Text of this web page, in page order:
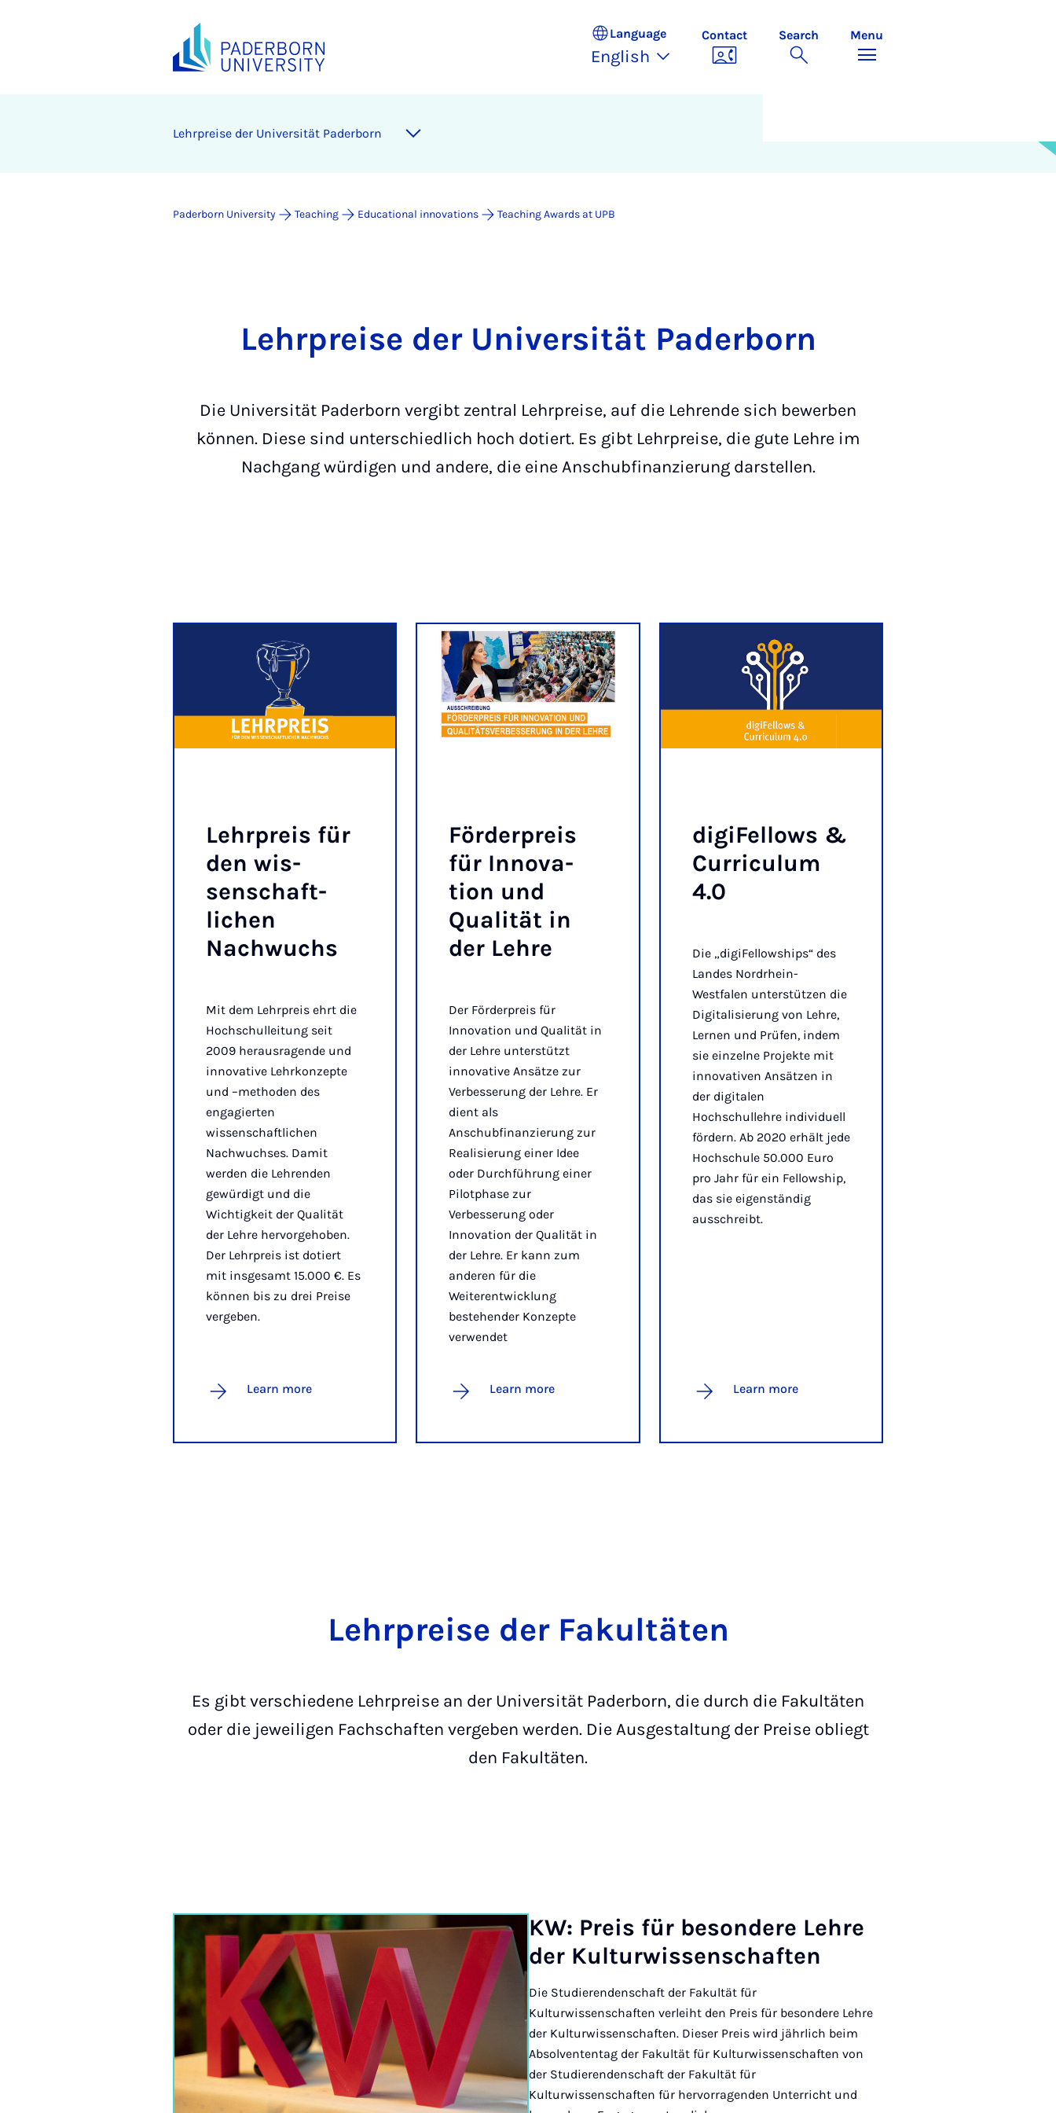
Language
English
Contact Search Menu
Lehrpreise der Universität Paderborn
Paderborn University Teaching Educational innovations Teaching Awards at UPB
Lehrpreise der Universität Paderborn
Die Universität Paderborn vergibt zentral Lehrpreise, auf die Lehrende sich bewerben
können. Diese sind unterschiedlich hoch dotiert. Es gibt Lehrpreise, die gute Lehre im
Nachgang würdigen und andere, die eine Anschubfinanzierung darstellen.
Lehr­preis für
den wis­
senschaft­
lichen
Nachwuchs
Mit dem Lehrpreis ehrt die
Hochschulleitung seit
2009 herausragende und
innovative Lehrkonzepte
und –methoden des
engagierten
wissenschaftlichen
Nachwuchses. Damit
werden die Lehrenden
gewürdigt und die
Wichtigkeit der Qualität
der Lehre hervorgehoben.
Der Lehrpreis ist dotiert
mit insgesamt 15.000 €. Es
können bis zu drei Preise
vergeben.
Learn more
Förder­preis
für In­nov­a­
tion und
Qual­ität in
der Lehre
Der Förderpreis für
Innovation und Qualität in
der Lehre unterstützt
innovative Ansätze zur
Verbesserung der Lehre. Er
dient als
Anschubfinanzierung zur
Realisierung einer Idee
oder Durchführung einer
Pilotphase zur
Verbesserung oder
Innovation der Qualität in
der Lehre. Er kann zum
anderen für die
Weiterentwicklung
bestehender Konzepte
verwendet
Learn more
di­giFel­lows &
Cur­riculum
4.0
Die „digiFellowships“ des
Landes Nordrhein-
Westfalen unterstützen die
Digitalisierung von Lehre,
Lernen und Prüfen, indem
sie einzelne Projekte mit
innovativen Ansätzen in
der digitalen
Hochschullehre individuell
fördern. Ab 2020 erhält jede
Hochschule 50.000 Euro
pro Jahr für ein Fellowship,
das sie eigenständig
ausschreibt.
Learn more
Lehrpreise der Fakultäten
Es gibt verschiedene Lehrpreise an der Universität Paderborn, die durch die Fakultäten
oder die jeweiligen Fachschaften vergeben werden. Die Ausgestaltung der Preise obliegt
den Fakultäten.
KW: Pre­is für be­son­dere Lehre
der Kul­tur­wis­senschaften
Die Studierendenschaft der Fakultät für
Kulturwissenschaften verleiht den Preis für besondere Lehre
der Kulturwissenschaften. Dieser Preis wird jährlich beim
Absolvententag der Fakultät für Kulturwissenschaften von
der Studierendenschaft der Fakultät für
Kulturwissenschaften für hervorragenden Unterricht und